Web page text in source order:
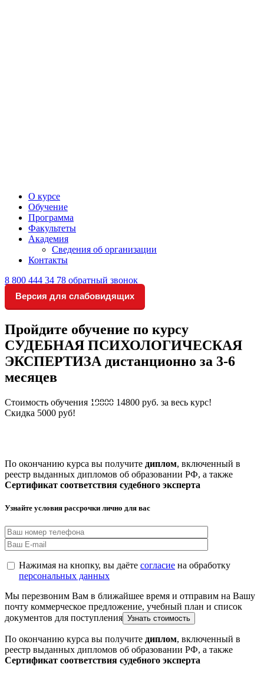
О курсе
Обучение
Программа
Факультеты
Академия
Сведения об организации
Контакты
8 800 444 34 78 обратный звонок
Версия для слабовидящих
Пройдите обучение по курсу
СУДЕБНАЯ ПСИХОЛОГИЧЕСКАЯ
ЭКСПЕРТИЗА дистанционно за 3-6
месяцев
Стоимость обучения 19800 14800 руб. за весь курс!
Скидка 5000 руб!
По окончанию курса вы получите диплом, включенный в
реестр выданных дипломов об образовании РФ, а также
Сертификат соответствия судебного эксперта
Узнайте условия рассрочки лично для вас
Нажимая на кнопку, вы даёте согласие на обработку
персональных данных
Мы перезвоним Вам в ближайшее время и отправим на Вашу
почту коммерческое предложение, учебный план и список
документов для поступления
По окончанию курса вы получите диплом, включенный в
реестр выданных дипломов об образовании РФ, а также
Сертификат соответствия судебного эксперта